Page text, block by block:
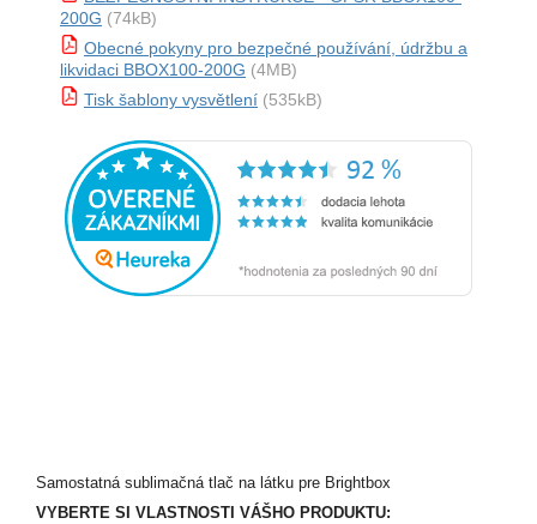
200G (74kB)
Obecné pokyny pro bezpečné používání, údržbu a
likvidaci BBOX100-200G (4MB)
Tisk šablony vysvětlení (535kB)
Samostatná sublimačná tlač na látku pre Brightbox
VYBERTE SI VLASTNOSTI VÁŠHO PRODUKTU: